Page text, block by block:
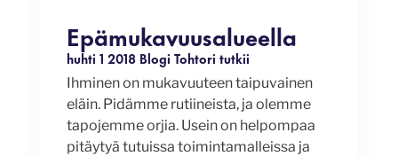
Epämukavuusalueella
huhti 1 2018 Blogi Tohtori tutkii
Ihminen on mukavuuteen taipuvainen
eläin. Pidämme rutiineista, ja olemme
tapojemme orjia. Usein on helpompaa
pitäytyä tutuissa toimintamalleissa ja